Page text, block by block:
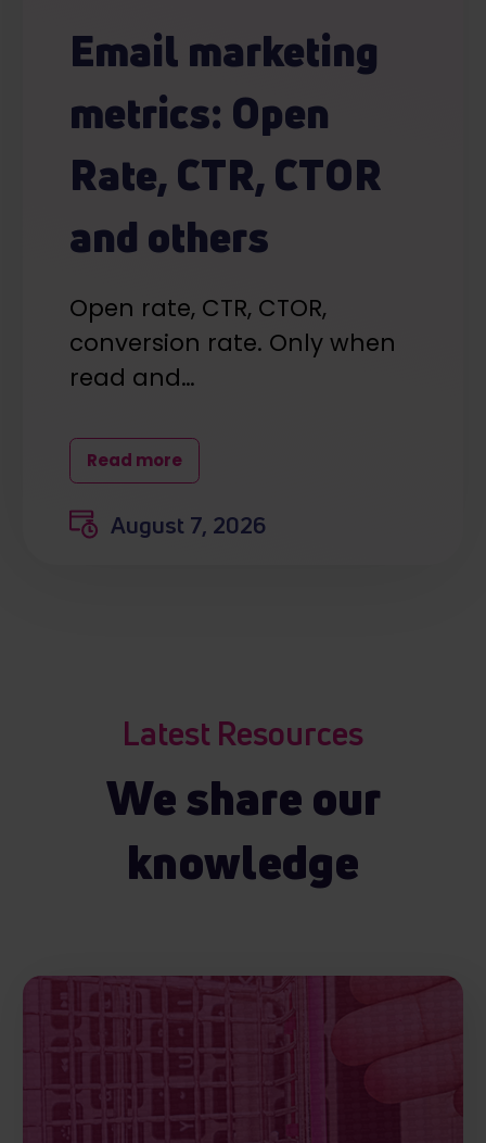
Email marketing
metrics: Open
Rate, CTR, CTOR
and others
Open rate, CTR, CTOR,
conversion rate. Only when
read and…
Read more
August 7, 2026
Latest Resources
We share our
knowledge